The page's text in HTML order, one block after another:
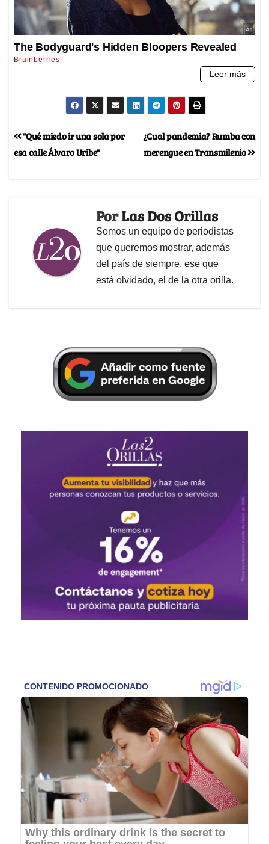
¿Cual pandemia? Rumba con
merengue en Transmilenio
"Qué miedo ir una sola por
esa calle Álvaro Uribe"
PorLas Dos Orillas
Somos un equipo de periodistas
que queremos mostrar, además
del país de siempre, ese que
está olvidado, el de la otra orilla.